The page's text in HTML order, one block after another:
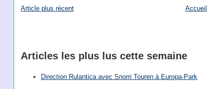
Article plus récent Accueil
Articles les plus lus cette semaine
Direction Rulantica avec Snorri Touren à Europa-Park